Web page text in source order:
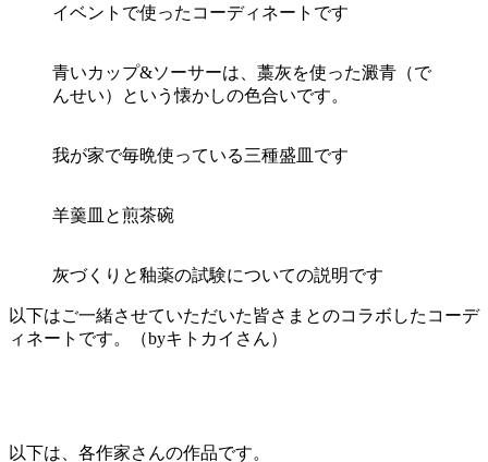
イベントで使ったコーディネートです
青いカップ&ソーサーは、藁灰を使った澱青（で
んせい）という懐かしの色合いです。
我が家で毎晩使っている三種盛皿です
羊羹皿と煎茶碗
灰づくりと釉薬の試験についての説明です
以下はご一緒させていただいた皆さまとのコラボしたコーデ
ィネートです。（byキトカイさん）
以下は、各作家さんの作品です。